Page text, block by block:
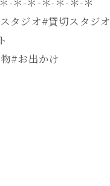
タジオ#貸切スタジオ
#お出かけ